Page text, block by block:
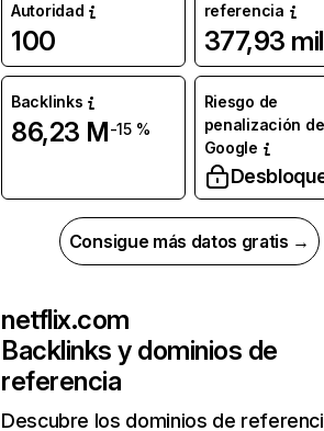
Autoridad
100
referencia
377,93 mil
Backlinks
86,23 M-15 %
Riesgo de
penalización de
Google
Consigue más datos gratis →
netflix.com
Backlinks y dominios de
referencia
Descubre los dominios de